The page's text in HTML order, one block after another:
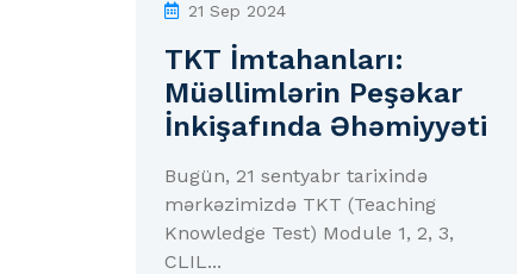
21 Sep 2024
TKT İmtahanları:
Müəllimlərin Peşəkar
İnkişafında Əhəmiyyəti
Bugün, 21 sentyabr tarixində
mərkəzimizdə TKT (Teaching
Knowledge Test) Module 1, 2, 3,
CLIL...